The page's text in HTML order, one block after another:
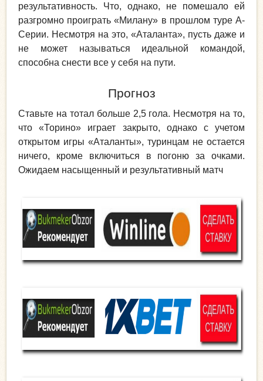
результативность. Что, однако, не помешало ей
разгромно проиграть «Милану» в прошлом туре А-
Серии. Несмотря на это, «Аталанта», пусть даже и
не может называться идеальной командой,
способна снести все у себя на пути.
Прогноз
Ставьте на тотал больше 2,5 гола. Несмотря на то,
что «Торино» играет закрыто, однако с учетом
открытом игры «Аталанты», туринцам не остается
ничего, кроме включиться в погоню за очками.
Ожидаем насыщенный и результативный матч